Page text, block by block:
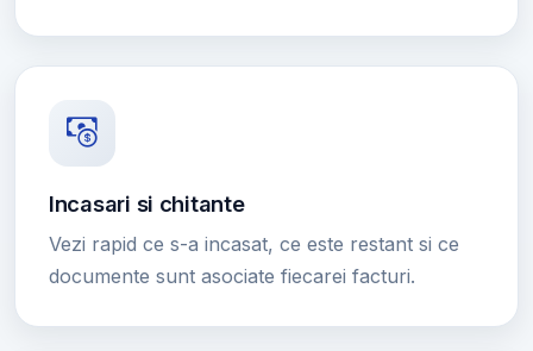
Incasari si chitante
Vezi rapid ce s-a incasat, ce este restant si ce
documente sunt asociate fiecarei facturi.